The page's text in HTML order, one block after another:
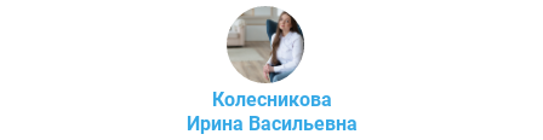
Колесникова
Ирина Васильевна